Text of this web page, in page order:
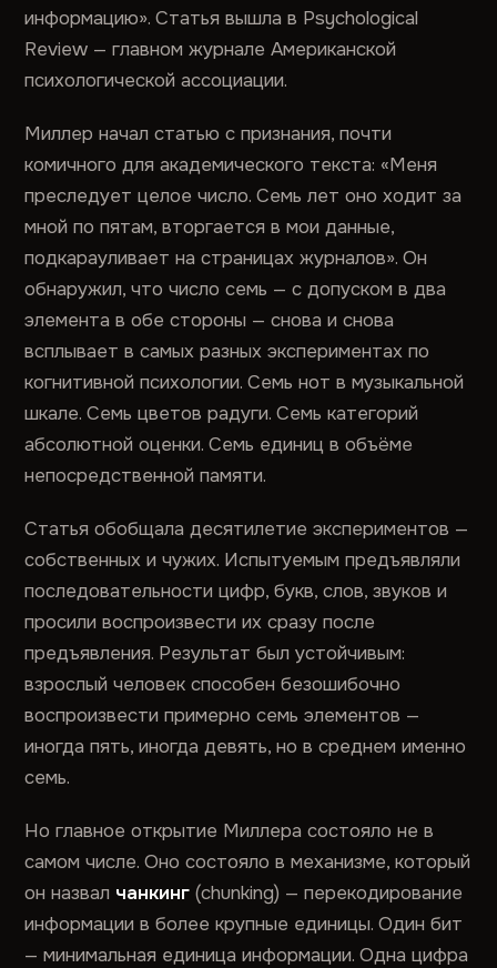
информацию». Статья вышла в Psychological
Review — главном журнале Американской
психологической ассоциации.
Миллер начал статью с признания, почти
комичного для академического текста: «Меня
преследует целое число. Семь лет оно ходит за
мной по пятам, вторгается в мои данные,
подкарауливает на страницах журналов». Он
обнаружил, что число семь — с допуском в два
элемента в обе стороны — снова и снова
всплывает в самых разных экспериментах по
когнитивной психологии. Семь нот в музыкальной
шкале. Семь цветов радуги. Семь категорий
абсолютной оценки. Семь единиц в объёме
непосредственной памяти.
Статья обобщала десятилетие экспериментов —
собственных и чужих. Испытуемым предъявляли
последовательности цифр, букв, слов, звуков и
просили воспроизвести их сразу после
предъявления. Результат был устойчивым:
взрослый человек способен безошибочно
воспроизвести примерно семь элементов —
иногда пять, иногда девять, но в среднем именно
семь.
Но главное открытие Миллера состояло не в
самом числе. Оно состояло в механизме, который
он назвал чанкинг (chunking) — перекодирование
информации в более крупные единицы. Один бит
— минимальная единица информации. Одна цифра